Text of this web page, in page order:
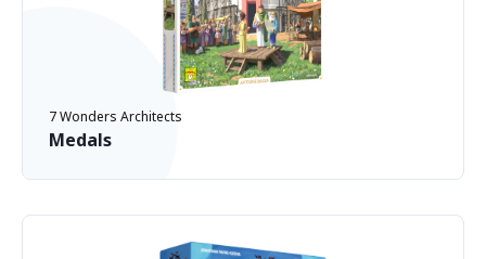
7 Wonders Architects
Medals